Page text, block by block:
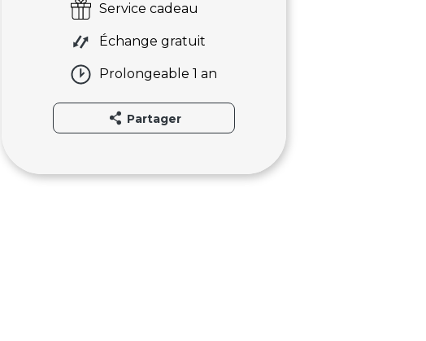
Service cadeau
Échange gratuit
Prolongeable 1 an
Partager